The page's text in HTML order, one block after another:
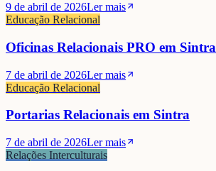
9 de abril de 2026Ler mais
Educação Relacional
Oficinas Relacionais PRO em Sintra
7 de abril de 2026Ler mais
Educação Relacional
Portarias Relacionais em Sintra
7 de abril de 2026Ler mais
Relações Interculturais